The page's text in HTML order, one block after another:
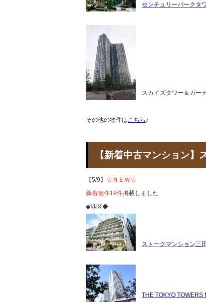
センチュリーパークタ
スカイズタワー＆ガー
その他の物件はこちら ♪
【新着中古マンション
【5/9】 ☆ＮＥＷ☆
新着物件19件掲載しました
◆港区◆
ストークマンション三田
THE TOKYO TOWERS